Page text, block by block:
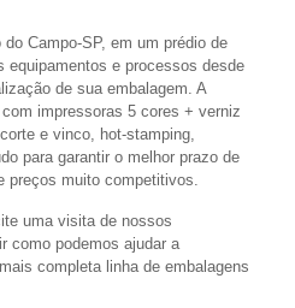
Campo-SP, em um prédio de
equipamentos e processos desde
de sua embalagem. A
impressoras 5 cores + verniz
e vinco, hot-stamping,
para garantir o melhor prazo de
preços muito competitivos.
uma visita de nossos
como podemos ajudar a
completa linha de embalagens